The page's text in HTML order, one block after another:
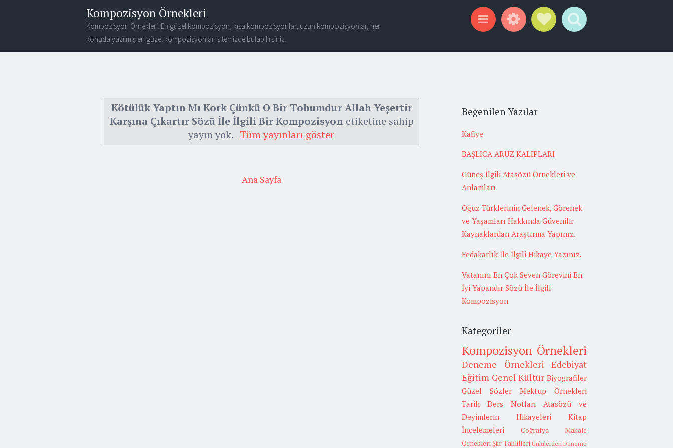
Kompozisyon Örnekleri
Kompozisyon Örnekleri. En güzel kompozisyon, kısa kompozisyonlar, uzun kompozisyonlar, her
konuda yazılmış en güzel kompozisyonları sitemizde bulabilirsiniz.
Kötülük Yaptın Mı Kork Çünkü O Bir Tohumdur Allah Yeşertir
Karşına Çıkartır Sözü İle İlgili Bir Kompozisyonetiketine sahip
yayın yok. Tüm yayınları göster
Ana Sayfa
Beğenilen Yazılar
Kafiye
BAŞLICA ARUZ KALIPLARI
Güneş İlgili Atasözü Örnekleri ve
Anlamları
Oğuz Türklerinin Gelenek, Görenek
ve Yaşamları Hakkında Güvenilir
Kaynaklardan Araştırma Yapınız.
Fedakarlık İle İlgili Hikaye Yazınız.
Vatanını En Çok Seven Görevini En
İyi Yapandır Sözü İle İlgili
Kompozisyon
Kategoriler
Kompozisyon Örnekleri
Deneme Örnekleri
Edebiyat
Eğitim Genel Kültür Biyografiler
Güzel Sözler
Mektup Örnekleri
Tarih
Ders Notları
Atasözü ve
Deyimlerin Hikayeleri
Kitap
İncelemeleri
Coğrafya
Makale
Örnekleri Şiir Tahlilleri Ünlülerden Deneme